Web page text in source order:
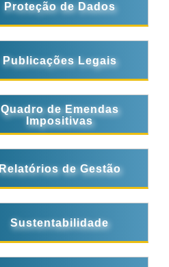
Proteção de Dados
Publicações Legais
Quadro de Emendas
Impositivas
Relatórios de Gestão
Sustentabilidade